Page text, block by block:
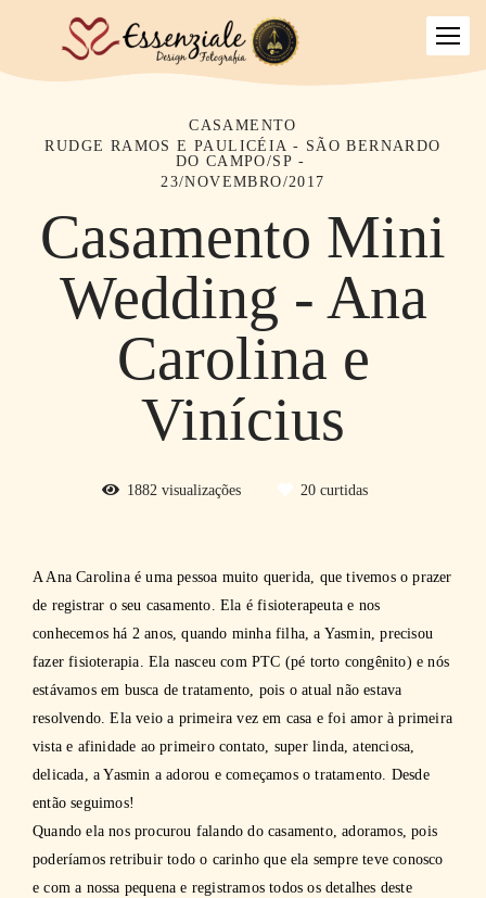
CASAMENTO
RUDGE RAMOS E PAULICÉIA - SÃO BERNARDO
DO CAMPO/SP
23/NOVEMBRO/2017
Casamento Mini
Wedding - Ana
Carolina e
Vinícius
1882 visualizações 20 curtidas
A Ana Carolina é uma pessoa muito querida, que tivemos o prazer
de registrar o seu casamento. Ela é fisioterapeuta e nos
conhecemos há 2 anos, quando minha filha, a Yasmin, precisou
fazer fisioterapia. Ela nasceu com PTC (pé torto congênito) e nós
estávamos em busca de tratamento, pois o atual não estava
resolvendo. Ela veio a primeira vez em casa e foi amor à primeira
vista e afinidade ao primeiro contato, super linda, atenciosa,
delicada, a Yasmin a adorou e começamos o tratamento. Desde
então seguimos!
Quando ela nos procurou falando do casamento, adoramos, pois
poderíamos retribuir todo o carinho que ela sempre teve conosco
e com a nossa pequena e registramos todos os detalhes deste